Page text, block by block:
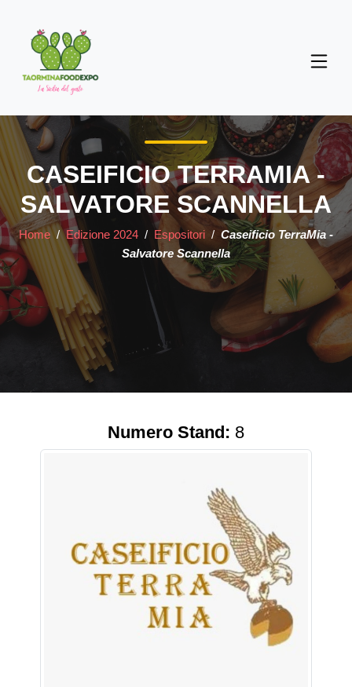
CASEIFICIO TERRAMIA -
SALVATORE SCANNELLA
Home / Edizione 2024 / Espositori / Caseificio TerraMia -
Salvatore Scannella
Numero Stand: 8